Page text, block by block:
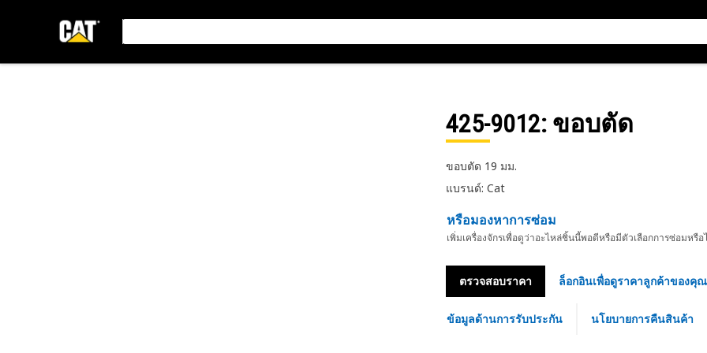
425-9012: ขอบตัด
ขอบตัด 19 มม.
แบรนด์: Cat
หรือมองหาการซ่อม
เพิ่มเครื่องจักรเพื่อดูว่าอะไหล่ชิ้นนี้พอดีหรือมีตัวเลือกการซ่อมหรือ
ตรวจสอบราคา ล็อกอินเพื่อดูราคาลูกค้าของคุณ
ข้อมูลด้านการรับประกัน นโยบายการคืนสินค้า